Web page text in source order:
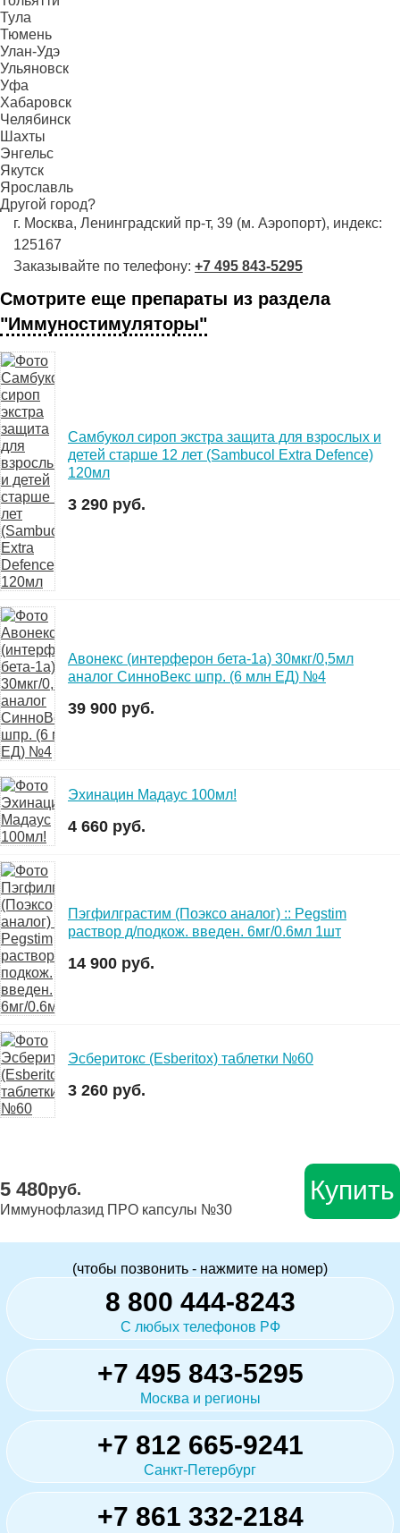
Тула
Тюмень
Улан-Удэ
Ульяновск
Уфа
Хабаровск
Челябинск
Шахты
Энгельс
Якутск
Ярославль
Другой город?
г. Москва, Ленинградский пр-т, 39 (м. Аэропорт), индекс:
125167
Заказывайте по телефону: +7 495 843-5295
Смотрите еще препараты из раздела
"Иммуностимуляторы"
Самбукол сироп экстра защита для взрослых и
детей старше 12 лет (Sambucol Extra Defence)
120мл
3 290 руб.
Авонекс (интерферон бета-1а) 30мкг/0,5мл
аналог СинноВекс шпр. (6 млн ЕД) №4
39 900 руб.
Эхинацин Мадаус 100мл!
4 660 руб.
Пэгфилграстим (Поэксо аналог) :: Pegstim
раствор д/подкож. введен. 6мг/0.6мл 1шт
14 900 руб.
Эсберитокс (Esberitox) таблетки №60
3 260 руб.
5 480руб.
Иммунофлазид ПРО капсулы №30
Купить
(чтобы позвонить - нажмите на номер)
8 800 444-8243
С любых телефонов РФ
+7 495 843-5295
Москва и регионы
+7 812 665-9241
Санкт-Петербург
+7 861 332-2184